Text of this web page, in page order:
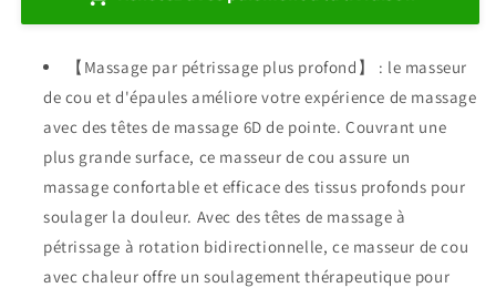
électrique
le
cou
les
épaules
électrique
le
cou
et
les
épaules
【Massage par pétrissage plus profond】 : le masseur
de cou et d'épaules améliore votre expérience de massage
avec des têtes de massage 6D de pointe. Couvrant une
plus grande surface, ce masseur de cou assure un
massage confortable et efficace des tissus profonds pour
soulager la douleur. Avec des têtes de massage à
pétrissage à rotation bidirectionnelle, ce masseur de cou
avec chaleur offre un soulagement thérapeutique pour